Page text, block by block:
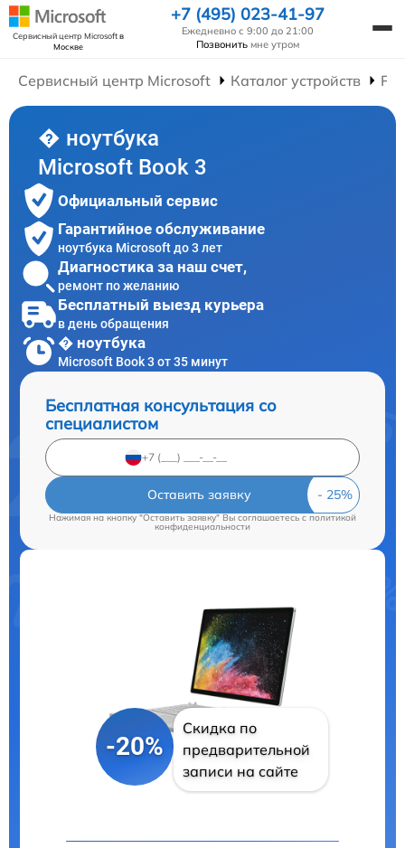
Сервисный центр Microsoftв
Москве
+7 (495) 023-41-97
Ежедневно с 9:00 до 21:00
Позвонить мне утром
Сервисный центр Microsoft Каталог устройств
� ноутбука
Microsoft Book 3
Официальный сервис
Гарантийное обслуживание
ноутбука Microsoft до 3 лет
Диагностика за наш счет,
ремонт по желанию
Бесплатный выезд курьера
в день обращения
� ноутбука
Microsoft Book 3 от 35 минут
Бесплатная консультация со
специалистом
Оставить заявку
Нажимая на кнопку "Оставить заявку" Вы соглашаетесь cполитикой
конфиденциальности
-20%
Скидка по
предварительной
записи на сайте